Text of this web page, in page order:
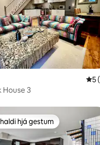
30 umsagnir
55
House 3
hjá gestum
hjá gestum